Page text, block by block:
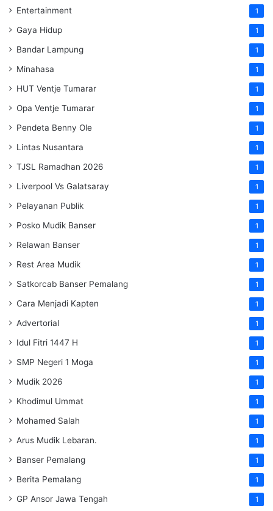
Entertainment 1
Gaya Hidup 1
Bandar Lampung 1
Minahasa 1
HUT Ventje Tumarar 1
Opa Ventje Tumarar 1
Pendeta Benny Ole 1
Lintas Nusantara 1
TJSL Ramadhan 2026 1
Liverpool Vs Galatsaray 1
Pelayanan Publik 1
Posko Mudik Banser 1
Relawan Banser 1
Rest Area Mudik 1
Satkorcab Banser Pemalang 1
Cara Menjadi Kapten 1
Advertorial 1
Idul Fitri 1447 H 1
SMP Negeri 1 Moga 1
Mudik 2026 1
Khodimul Ummat 1
Mohamed Salah 1
Arus Mudik Lebaran. 1
Banser Pemalang 1
Berita Pemalang 1
GP Ansor Jawa Tengah 1